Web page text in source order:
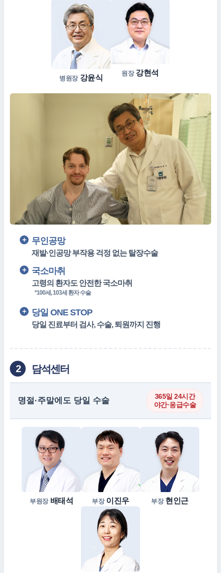
병원장 강윤식
원장 강현석
무인공망
재발·인공망 부작용 걱정 없는 탈장수술
국소마취
고령의 환자도 안전한 국소마취
*100세, 103세 환자 수술
당일 ONE STOP
당일 진료부터 검사, 수술, 퇴원까지 진행
2 담석센터
부원장 배태석 부장 이진우 부장 현인근
명절·주말에도 당일 수술
365일 24시간
야간·응급수술